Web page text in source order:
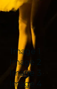
Image 1
Image 2
Image 3
Image 4